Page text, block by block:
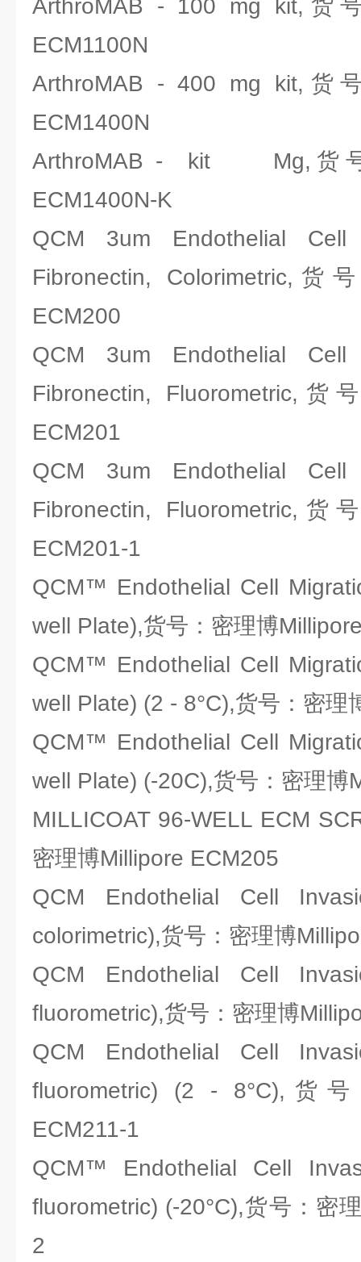
ArthroMAB - 100 mg kit,货
ECM1100N
ArthroMAB - 400 mg kit,货
ECM1400N
ArthroMAB - kit Mg,货号
ECM1400N-K
QCM 3um Endothelial
Fibronectin, Colorimetric,货
ECM200
QCM 3um Endothelial
Fibronectin, Fluorometric,货
ECM201
QCM 3um Endothelial
Fibronectin, Fluorometric,货
ECM201-1
QCM™ Endothelial Cell
well Plate),货号：密理博
QCM™ Endothelial Cell
well Plate) (2 - 8°C),货号：密理
QCM™ Endothelial Cell
well Plate) (-20C),货号：密理博
MILLICOAT 96-WELL ECM
密理博Millipore ECM205
QCM Endothelial Cell
colorimetric),货号：密理博
QCM Endothelial Cell
fluorometric),货号：密理博
QCM Endothelial Cell
fluorometric) (2 - 8°C),货
ECM211-1
QCM™ Endothelial Cell
fluorometric) (-20°C),货号：密
2